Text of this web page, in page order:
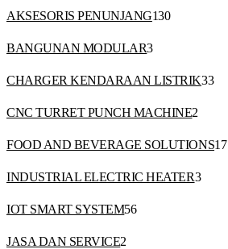
AKSESORIS PENUNJANG130
BANGUNAN MODULAR3
CHARGER KENDARAAN LISTRIK33
CNC TURRET PUNCH MACHINE2
FOOD AND BEVERAGE SOLUTIONS17
INDUSTRIAL ELECTRIC HEATER3
IOT SMART SYSTEM56
JASA DAN SERVICE2